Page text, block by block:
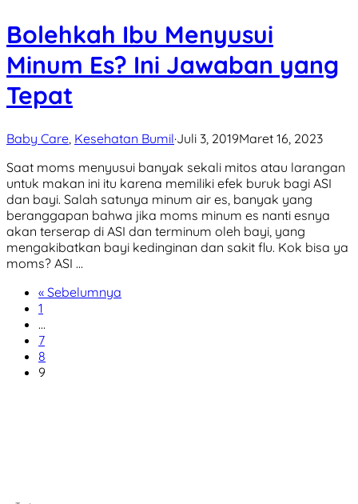
Bolehkah Ibu Menyusui
Minum Es? Ini Jawaban yang
Tepat
Baby Care Kesehatan Bumil·Juli 3, 2019Maret 16, 2023
Saat moms menyusui banyak sekali mitos atau larangan
untuk makan ini itu karena memiliki efek buruk bagi ASI
dan bayi. Salah satunya minum air es, banyak yang
beranggapan bahwa jika moms minum es nanti esnya
akan terserap di ASI dan terminum oleh bayi, yang
mengakibatkan bayi kedinginan dan sakit flu. Kok bisa ya
moms? ASI …
« Sebelumnya
1
…
7
8
9